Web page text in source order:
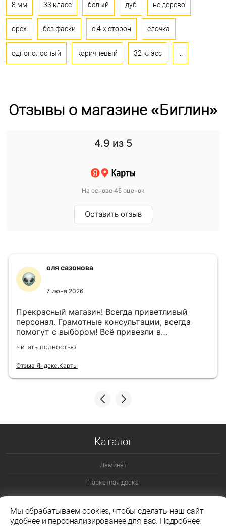
8 мм 33 класс белый дуб не дерево
орех без фаски с 4-х сторон елочка
однополосный коричневый 32 класс
Отзывы о магазине «Биглин»
4.9 из 5
На основе 45 оценок
Оставить отзыв
оля сазонова
7 июня 2026
Прекрасный магазин! Всегда приветливый
персонал. Грамотные консультации, всегда
помогут с выбором! Всё привезли в
назначенный день!
Читать полностью
Отзыв Яндекс.Карты
Каталог
Ламинат
Паркетная доска
Ламинат 33 класс
Мы обрабатываем cookies, чтобы сделать наш сайт
удобнее и персонализированее для вас. Подробнее: